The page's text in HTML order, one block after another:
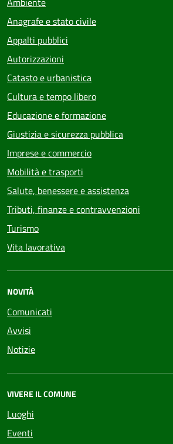
Anagrafe e stato civile
Appalti pubblici
Autorizzazioni
Catasto e urbanistica
Cultura e tempo libero
Educazione e formazione
Giustizia e sicurezza pubblica
Imprese e commercio
Mobilità e trasporti
Salute, benessere e assistenza
Tributi, finanze e contravvenzioni
Turismo
Vita lavorativa
NOVITÀ
Comunicati
Avvisi
Notizie
VIVERE IL COMUNE
Luoghi
Eventi